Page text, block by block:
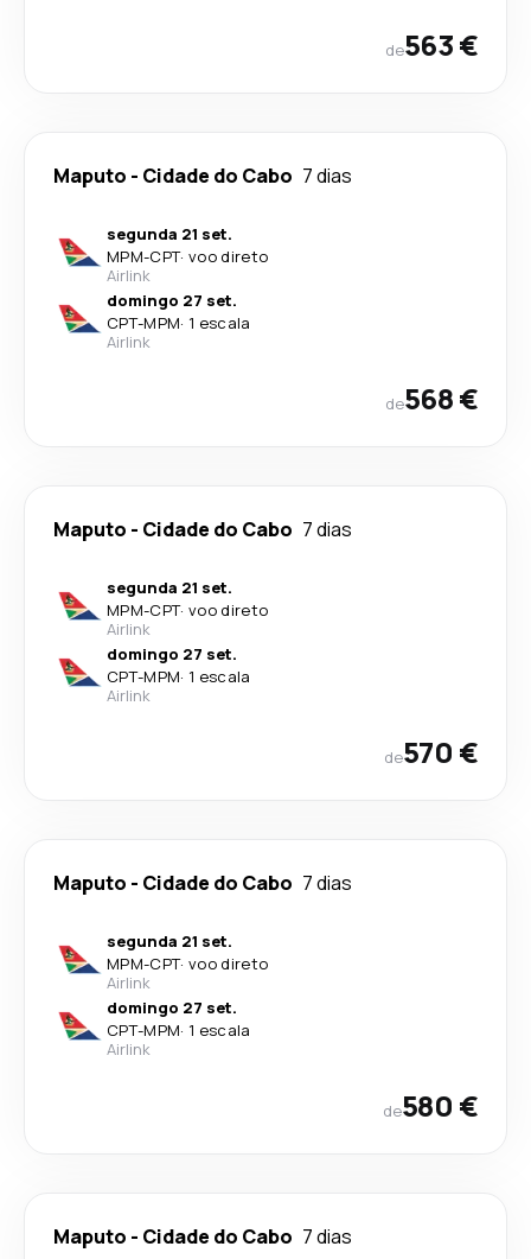
de563 €
Maputo - Cidade do Cabo 7 dias
segunda 21 set.
MPM-CPT· voo direto
Airlink
domingo 27 set.
CPT-MPM· 1 escala
Airlink
de568 €
Maputo - Cidade do Cabo 7 dias
segunda 21 set.
MPM-CPT· voo direto
Airlink
domingo 27 set.
CPT-MPM· 1 escala
Airlink
de570 €
Maputo - Cidade do Cabo 7 dias
segunda 21 set.
MPM-CPT· voo direto
Airlink
domingo 27 set.
CPT-MPM· 1 escala
Airlink
de580 €
Maputo - Cidade do Cabo 7 dias